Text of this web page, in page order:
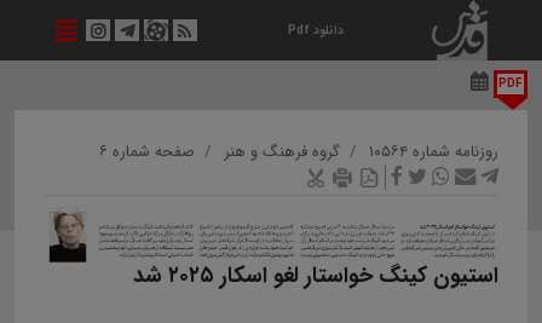
دانلود Pdf
PDF
روزنامه شماره ۱۰۵۶۴ گروه فرهنگ و هنر صفحه شماره ۶
استیون کینگ خواستار لغو اسکار ۲۰۲۵ شد